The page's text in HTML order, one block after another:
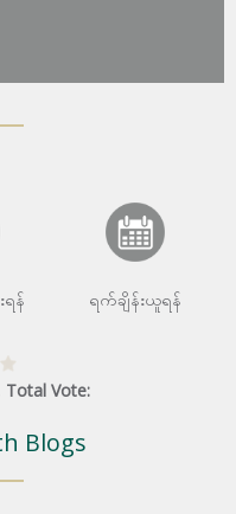
ရန် ရက်ချိန်းယူရန်
Total Vote:
Blogs